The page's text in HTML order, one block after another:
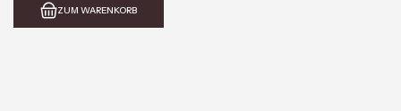
ZUM WARENKORB